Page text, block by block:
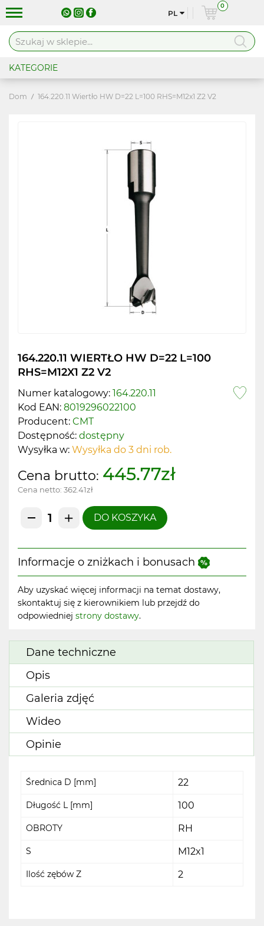
PL
0
KATEGORIE
Dom 164.220.11 Wiertło HW D=22 L=100 RHS=M12x1 Z2 V2
164.220.11 WIERTŁO HW D=22 L=100
RHS=M12X1 Z2 V2
Numer katalogowy: 164.220.11
Kod EAN: 8019296022100
Producent: CMT
Dostępność: dostępny
Wysyłka w: Wysyłka do 3 dni rob.
Cena brutto: 445.77zł
Cena netto: 362.41zł
DO KOSZYKA
Informacje o zniżkach i bonusach
Aby uzyskać więcej informacji na temat dostawy,
skontaktuj się z kierownikiem lub przejdź do
odpowiedniej strony dostawy.
Dane techniczne
Opis
Galeria zdjęć
Wideo
Opinie
Średnica D [mm] 22
Długość L [mm] 100
OBROTY RH
S M12x1
Ilość zębów Z 2